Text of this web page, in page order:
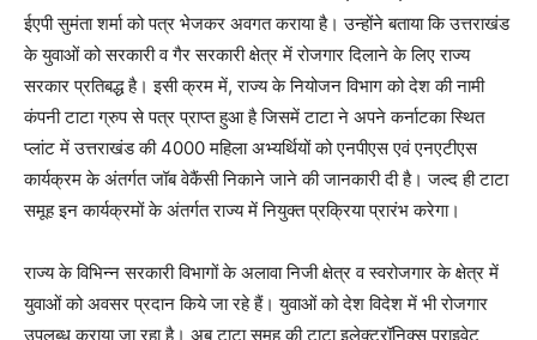
ईएपी सुमंता शर्मा को पत्र भेजकर अवगत कराया है। उन्होंने बताया कि उत्तराखंड
के युवाओं को सरकारी व गैर सरकारी क्षेत्र में रोजगार दिलाने के लिए राज्य
सरकार प्रतिबद्ध है। इसी क्रम में, राज्य के नियोजन विभाग को देश की नामी
कंपनी टाटा ग्रुप से पत्र प्राप्त हुआ है जिसमें टाटा ने अपने कर्नाटका स्थित
प्लांट में उत्तराखंड की 4000 महिला अभ्यर्थियों को एनपीएस एवं एनएटीएस
कार्यक्रम के अंतर्गत जॉब वेकैंसी निकाने जाने की जानकारी दी है। जल्द ही टाटा
समूह इन कार्यक्रमों के अंतर्गत राज्य में नियुक्त प्रक्रिया प्रारंभ करेगा।
राज्य के विभिन्न सरकारी विभागों के अलावा निजी क्षेत्र व स्वरोजगार के क्षेत्र में
युवाओं को अवसर प्रदान किये जा रहे हैं। युवाओं को देश विदेश में भी रोजगार
उपलब्ध कराया जा रहा है। अब टाटा समूह की टाटा इलेक्ट्रॉनिक्स प्राइवेट